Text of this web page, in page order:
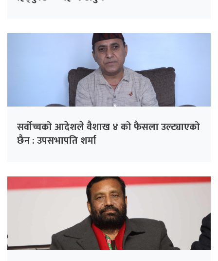
सर्वोच्चको आदेशले वैशाख ४ को फैसला उल्ट्याएको
छैन : उपसभापति शर्मा